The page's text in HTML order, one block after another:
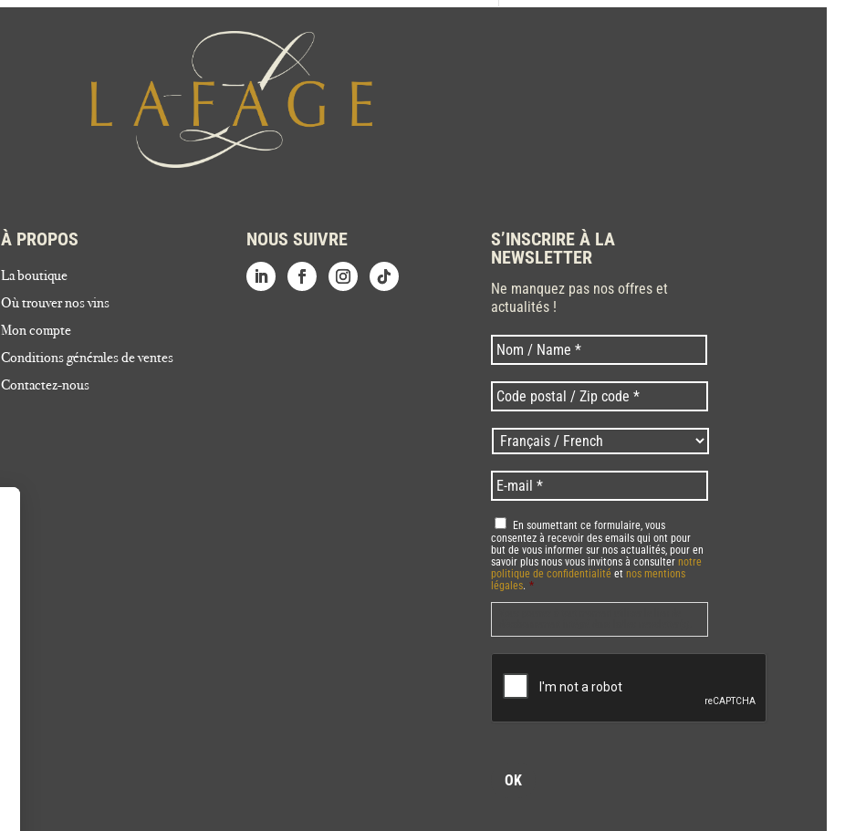
À PROPOS
La boutique
Où trouver nos vins
Mon compte
Conditions générales de ventes
Contactez-nous
NOUS SUIVRE
S’INSCRIRE À LA
NEWSLETTER
Ne manquez pas nos offres et
actualités !
Nom * Nom
Code
postal
/
Zip
* *
Langues
/
Language *
E-
mail *
RGPD *
En soumettant ce formulaire, vous
consentez à recevoir des emails qui ont pour
but de vous informer sur nos actualités, pour en
savoir plus nous vous invitons à consulternotre
politique de confidentialité etnos mentions
légales. *